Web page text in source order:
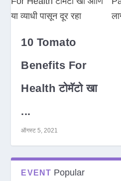
10 Tomato
Benefits For
Health टोमॅटो खा
...
ऑगस्ट 5, 2021
EVENT Popular